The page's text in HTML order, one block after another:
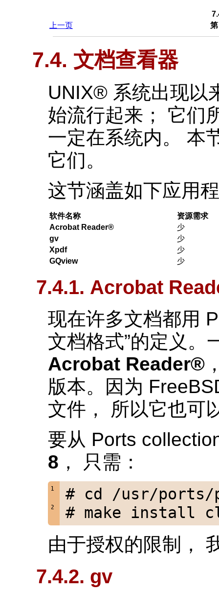
上一页
7.4. 文档查看器
UNIX® 系统出现以
始流行起来； 它们
一定在系统内。 本
它们。
这节涵盖如下应用
软件名称
资源需求
Acrobat Reader®
少
gv
少
Xpdf
少
GQview
少
7.4.1. Acrobat
现在许多文档都用
文档格式”的定义。
Acrobat Reader®
版本。因为
文件， 所以它也可
要从 Ports
8 ， 只需：
# cd /usr/ports/
# make install
由于授权的限制，
7.4.2. gv